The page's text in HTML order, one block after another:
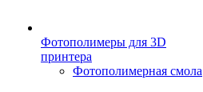
Фотополимеры для 3D
принтера
Фотополимерная смола